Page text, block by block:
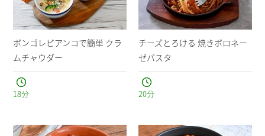
ボンゴレビアンコで簡単 クラ
ムチャウダー
18分
チーズとろける 焼きボロネー
ゼパスタ
20分